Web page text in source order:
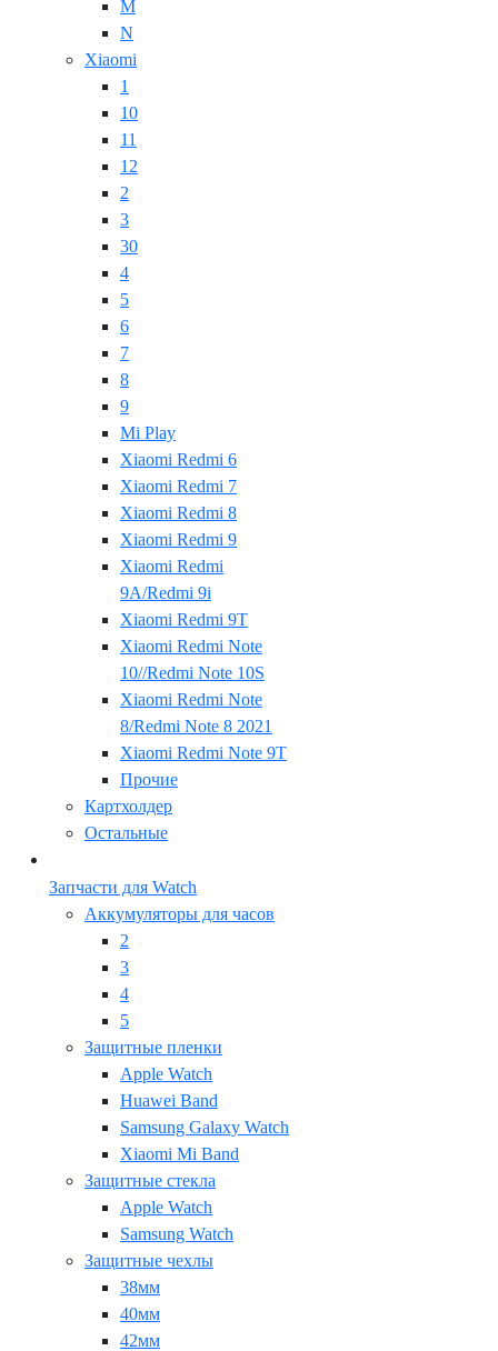
M
N
Xiaomi
1
10
11
12
2
3
30
4
5
6
7
8
9
Mi Play
Xiaomi Redmi 6
Xiaomi Redmi 7
Xiaomi Redmi 8
Xiaomi Redmi 9
Xiaomi Redmi
9A/Redmi 9i
Xiaomi Redmi 9T
Xiaomi Redmi Note
10//Redmi Note 10S
Xiaomi Redmi Note
8/Redmi Note 8 2021
Xiaomi Redmi Note 9T
Прочие
Картхолдер
Остальные
Запчасти для Watch
Аккумуляторы для часов
2
3
4
5
Защитные пленки
Apple Watch
Huawei Band
Samsung Galaxy Watch
Xiaomi Mi Band
Защитные стекла
Apple Watch
Samsung Watch
Защитные чехлы
38мм
40мм
42мм